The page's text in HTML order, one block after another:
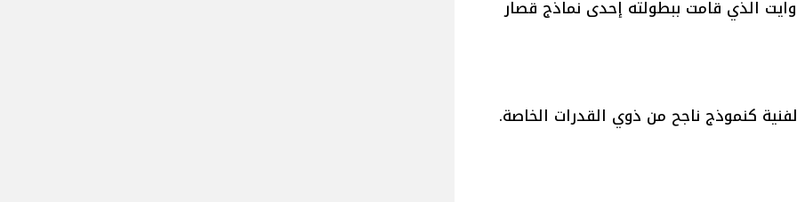
الذي قامت ببطولته إحدى نماذج قصار
كنموذج ناجح من ذوي القدرات الخاصة.